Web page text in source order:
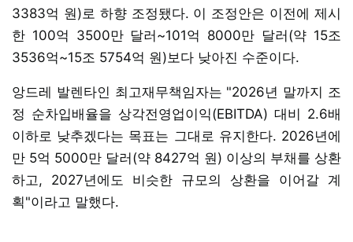
3383억 원)로 하향 조정됐다. 이 조정안은 이전에 제시
한 100억 3500만 달러~101억 8000만 달러(약 15조
3536억~15조 5754억 원)보다 낮아진 수준이다.
앙드레 발렌타인 최고재무책임자는 "2026년 말까지 조
정 순차입배율을 상각전영업이익(EBITDA) 대비 2.6배
이하로 낮추겠다는 목표는 그대로 유지한다. 2026년에
만 5억 5000만 달러(약 8427억 원) 이상의 부채를 상환
하고, 2027년에도 비슷한 규모의 상환을 이어갈 계
획"이라고 말했다.